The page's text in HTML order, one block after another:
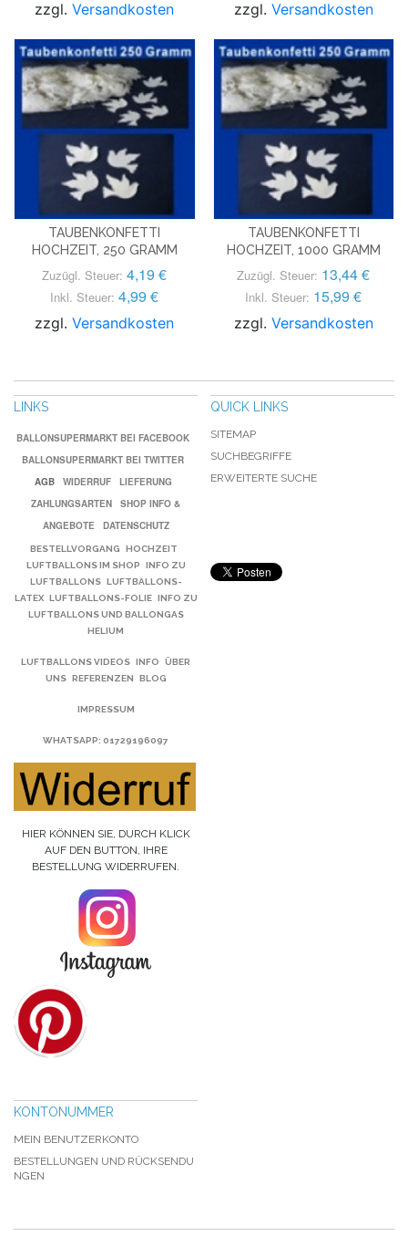
zzgl.Versandkosten zzgl. Versandkosten
TAUBENKONFETTI
HOCHZEIT, 250 GRAMM
Zuzügl. Steuer: 4,19 €
Inkl. Steuer: 4,99 €
zzgl.Versandkosten
TAUBENKONFETTI
HOCHZEIT, 1000 GRAMM
Zuzügl. Steuer: 13,44 €
Inkl. Steuer: 15,99 €
zzgl. Versandkosten
LINKS
BALLONSUPERMARKT BEI FACEBOOK
BALLONSUPERMARKT BEI TWITTER
AGB
WIDERRUF
LIEFERUNG
ZAHLUNGSARTEN
SHOP INFO &
ANGEBOTE
DATENSCHUTZ
BESTELLVORGANG
HOCHZEIT
LUFTBALLONS IM SHOP
INFO ZU
LUFTBALLONS
LUFTBALLONS-
LATEX
LUFTBALLONS-FOLIE
INFO ZU
LUFTBALLONS UND BALLONGAS
HELIUM
LUFTBALLONS VIDEOS INFO
ÜBER
UNS
REFERENZEN BLOG
IMPRESSUM
WHATSAPP: 01729196097
HIER KÖNNEN SIE, DURCH KLICK
AUF DEN BUTTON, IHRE
BESTELLUNG WIDERRUFEN.
QUICK LINKS
SITEMAP
SUCHBEGRIFFE
ERWEITERTE SUCHE
KONTONUMMER
MEIN BENUTZERKONTO
BESTELLUNGEN UND RÜCKSENDU
NGEN